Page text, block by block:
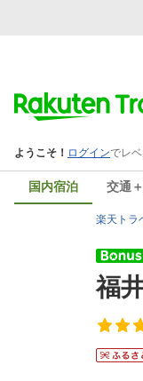
国内宿泊 交通
楽天トラ
福